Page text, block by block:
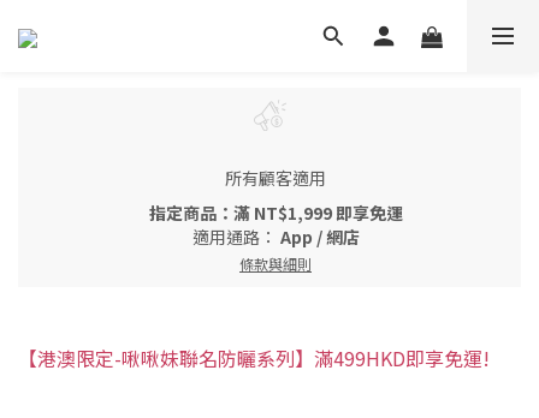
所有顧客適用
指定商品：滿 NT$1,999 即享免運
適用通路： App /網店
條款與細則
【港澳限定-啾啾妹聯名防曬系列】滿499HKD即享免運!